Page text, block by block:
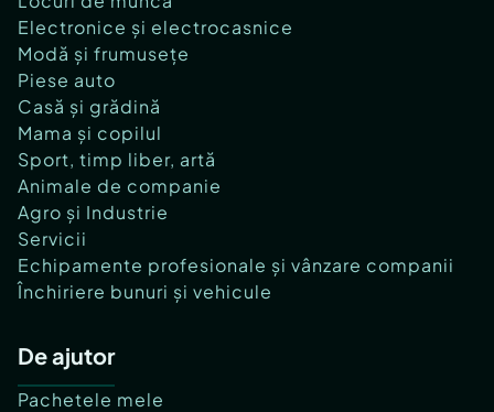
Electronice și electrocasnice
Modă și frumusețe
Piese auto
Casă și grădină
Mama și copilul
Sport, timp liber, artă
Animale de companie
Agro și Industrie
Servicii
Echipamente profesionale și vânzare companii
Închiriere bunuri și vehicule
De ajutor
Pachetele mele